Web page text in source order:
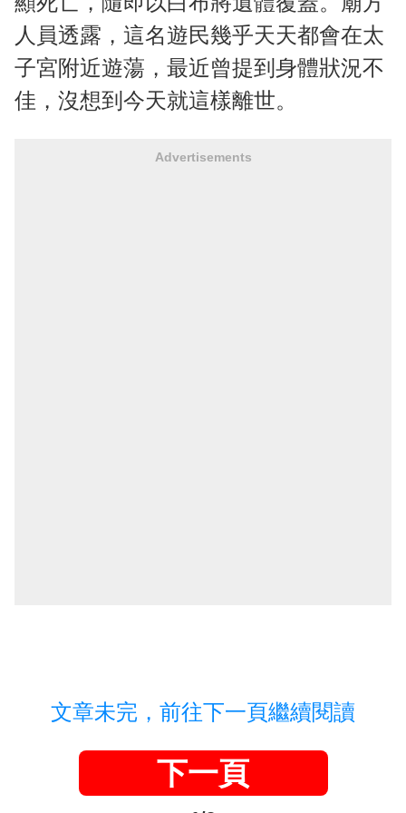
人員透露，這名遊民幾乎天天都會在太
子宮附近遊蕩，最近曾提到身體狀況不
佳，沒想到今天就這樣離世。
Advertisements
文章未完，前往下一頁繼續閱讀
下一頁